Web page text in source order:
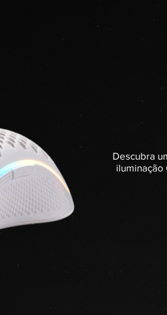
Descubra
iluminação